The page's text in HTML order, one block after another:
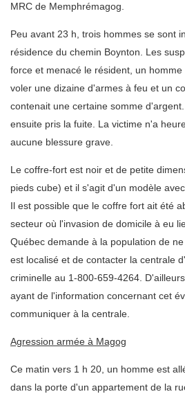
MRC de Memphrémagog.
Peu avant 23 h, trois hommes se sont
résidence du chemin Boynton. Les
force et menacé le résident, un
voler une dizaine d'armes à feu et un
contenait une certaine somme
ensuite pris la fuite. La victime n'a
aucune blessure grave.
Le coffre-fort est noir et de petite
pieds cube) et il s'agit d'un modèle
Il est possible que le coffre fort ait été
secteur où l'invasion de domicile à eu
Québec demande à la population de
est localisé et de contacter la centrale
criminelle au 1-800-659-4264.
ayant de l'information concernant cet
communiquer à la centrale.
Agression armée à Magog
Ce matin vers 1 h 20, un homme est
dans la porte d'un appartement de la